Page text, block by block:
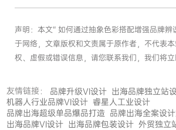
声明：本文“ 如何通过抽象色彩搭配增强品牌辨
于网络，文章版权和文责属于原作者，不代表
权、虚假或错误信息，请您联系我们，我们将立
友情链接： 品牌升级VI设计 出海品牌独立站
机器人行业品牌VI设计 睿星人工业设计
品牌出海超级单品爆品打造 品牌出海全案设
出海品牌VI设计 出海品牌包装设计 外贸独立